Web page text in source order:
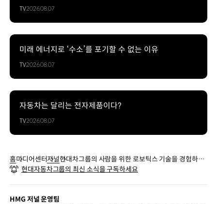
TV2026.08.07
미래 에너지로 ‘수소’를 포기할 수 없는 이유
TV2026.08.07
자동차는 달리는 전자제품이다?
TV2026.08.07
홈미디어센터저널현대차그룹의 사람을 위한 로보틱스 기술을 경험하다,
웨어러블 로봇 테크데이
현대자동차그룹의 최신 소식을 구독하세요
HMG 저널 운영팀